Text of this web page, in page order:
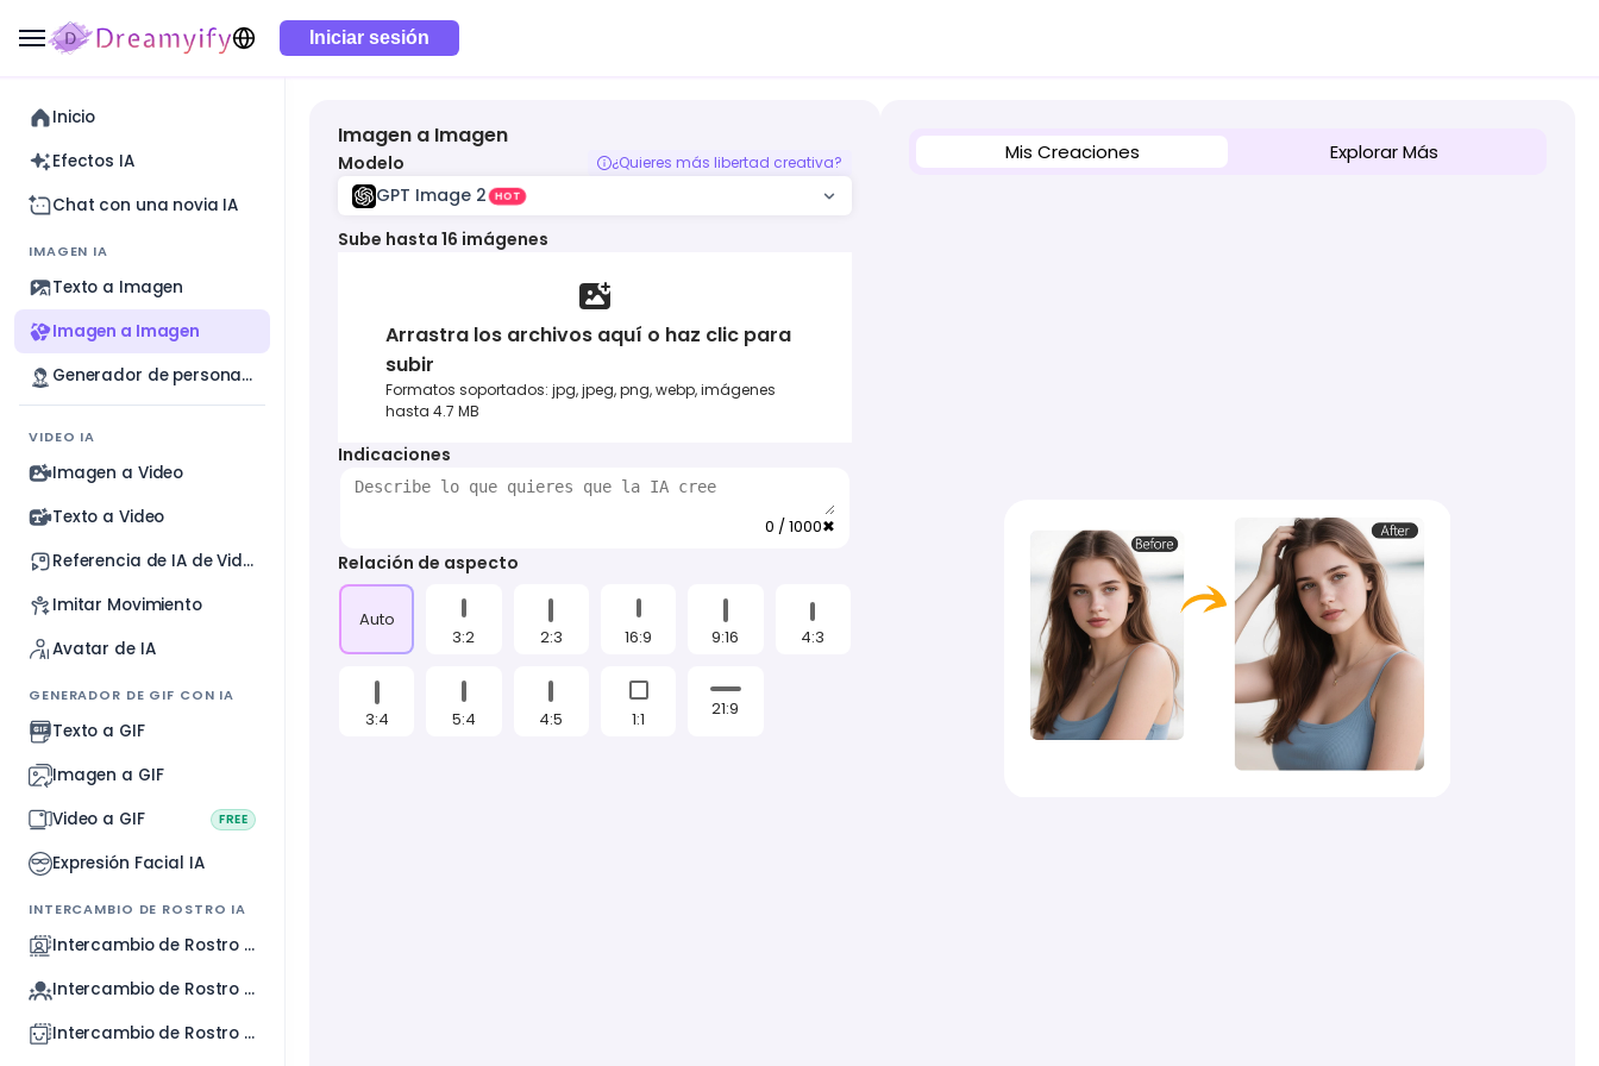
Iniciar sesión
Inicio
Efectos IA
Chat con una novia IA
IMAGEN IA
Texto a Imagen
Imagen a Imagen
Generador de personajes con IA
VIDEO IA
Imagen a Video
Texto a Video
Referencia de IA de Video
Imitar Movimiento
Avatar de IA
GENERADOR DE GIF CON IA
Texto a GIF
Imagen a GIF
Video a GIF
FREE
Expresión Facial IA
INTERCAMBIO DE ROSTRO IA
Intercambio de Rostro Video
Intercambio de Rostro GIF
Intercambio de Rostro Imagen
Imagen a Imagen
Modelo ¿Quieres más libertad creativa?
GPT Image 2 HOT
Sube hasta 16 imágenes
Arrastra los archivos aquí o haz clic para
subir
Formatos soportados: jpg, jpeg, png, webp, imágenes
hasta 4.7 MB
Indicaciones
0 / 1000✖
Relación de aspecto
Auto
3:2 2:3 16:9 9:16 4:3
3:4 5:4 4:5 1:1 21:9
Mis Creaciones Explorar Más